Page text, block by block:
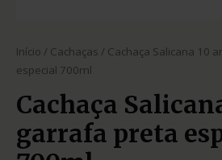
Início / Cachaças / Cachaça Salicana 10
especial 700ml
Cachaça
garrafa preta